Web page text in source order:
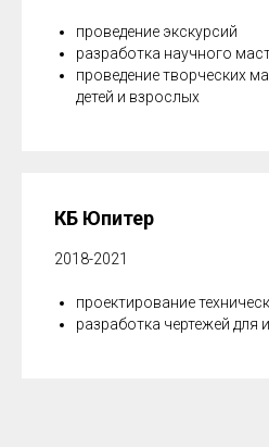
проведение экскурсий
разработка научного
проведение творческих
детей и взрослых
КБ Юпитер
2018-2021
проектирование
разработка чертежей для